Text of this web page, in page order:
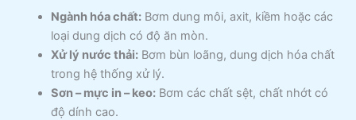
Ngành hóa chất:Bơm dung môi, axit, kiềm hoặc các
loại dung dịch có độ ăn mòn.
Xử lý nước thải:Bơm bùn loãng, dung dịch hóa chất
trong hệ thống xử lý.
Sơn – mực in – keo:Bơm các chất sệt, chất nhớt có
độ dính cao.